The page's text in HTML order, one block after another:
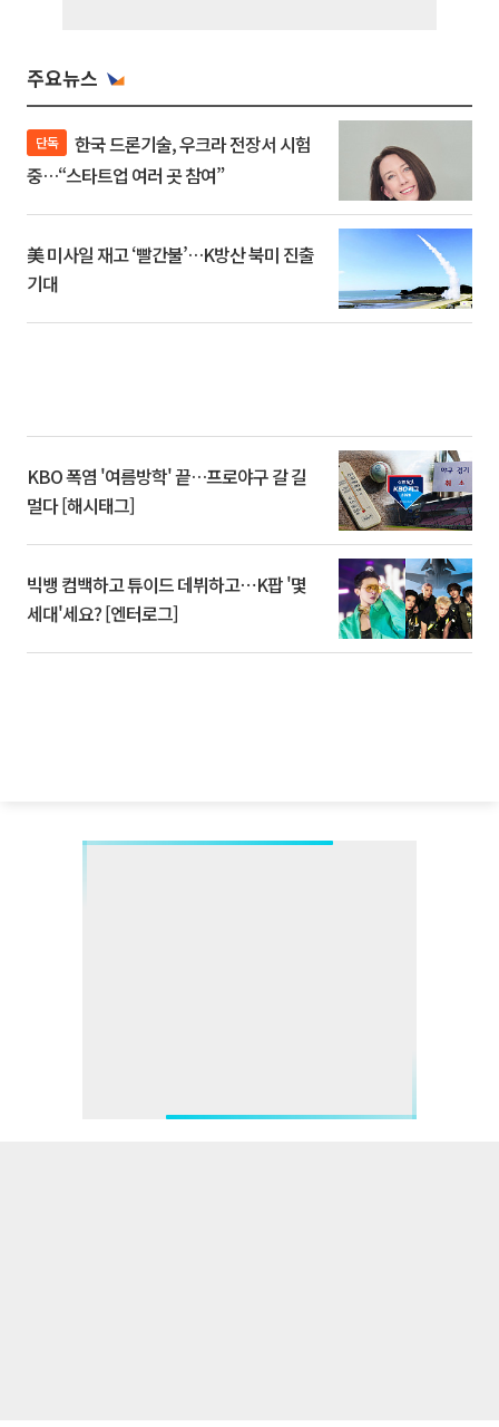
주요뉴스
단독
중…“스타트업 여러 곳 참여”
美 미사일 재고 ‘빨간불’…K방산 북미 진출
기대
KBO 폭염 '여름방학' 끝…프로야구 갈 길
멀다 [해시태그]
빅뱅 컴백하고 튜이드 데뷔하고⋯K팝 '몇
세대'세요? [엔터로그]